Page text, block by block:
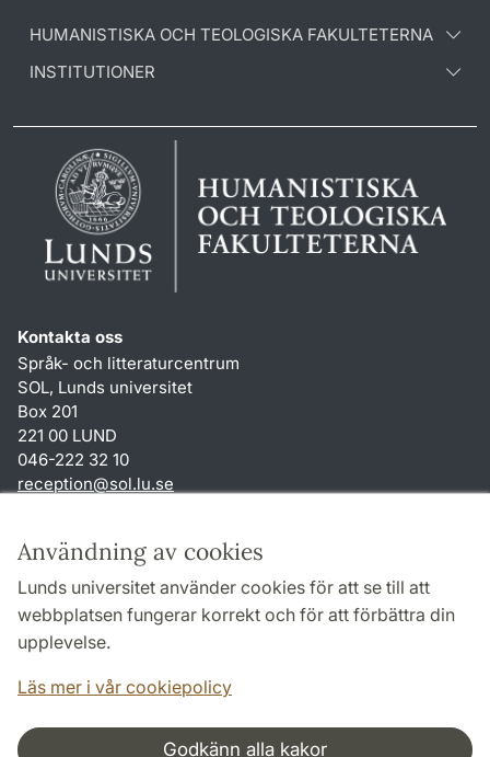
Användning av cookies
Lunds universitet använder cookies för att se till att
webbplatsen fungerar korrekt och för att förbättra din
upplevelse.
Läs mer i vår cookiepolicy
Godkänn alla kakor
HUMANISTISKA OCH TEOLOGISKA FAKULTETERNA
INSTITUTIONER
Kontakta oss
Språk- och litteraturcentrum
SOL, Lunds universitet
Box 201
221 00 LUND
046-222 32 10
reception@sol.lu.se
Genvägar
Om webbplatsen och cookies
Behandling av personuppgifter
Tillgänglighetsredogörelse